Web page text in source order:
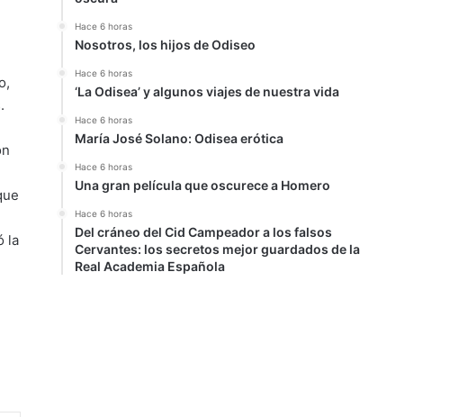
la
Hace 6 horas
Nosotros, los hijos de Odiseo
Hace 6 horas
‘La Odisea’ y algunos viajes de nuestra vida
Hace 6 horas
María José Solano: Odisea erótica
Hace 6 horas
Una gran película que oscurece a Homero
Hace 6 horas
Del cráneo del Cid Campeador a los falsos
Cervantes: los secretos mejor guardados de la
Real Academia Española